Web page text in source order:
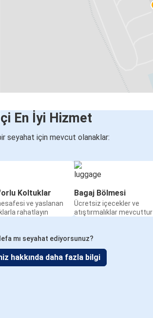
En İyi Hizmet
seyahat için mevcut olanaklar:
Koltuklar
ve yaslanan
rahatlayın
Bagaj Bölmesi
Ücretsiz içecekler ve
atıştırmalıklar mevcuttur
mı seyahat ediyorsunuz?
hakkında daha fazla bilgi